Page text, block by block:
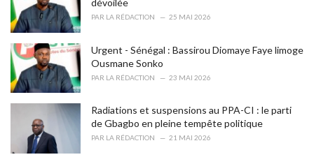
PAR LA RÉDACTION 25 MAI 2026
Urgent - Sénégal : Bassirou Diomaye Faye limoge
Ousmane Sonko
PAR LA RÉDACTION 23 MAI 2026
Radiations et suspensions au PPA-CI : le parti
de Gbagbo en pleine tempête politique
PAR LA RÉDACTION 21 MAI 2026